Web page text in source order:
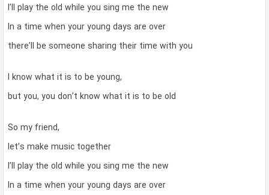
I’ll play the old while you sing me the new
In a time when your young days are over
there’ll be someone sharing their time with you
I know what it is to be young,
but you, you don’t know what it is to be old
So my friend,
let’s make music together
I’ll play the old while you sing me the new
In a time when your young days are over